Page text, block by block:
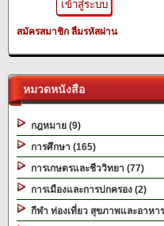
สมัครสมาชิก ลืมรหัสผ่าน
หมวดหนังสือ
กฎหมาย (9)
การศึกษา (165)
การเกษตรและชีววิทยา (77)
การเมืองและการปกครอง (2)
กีฬา ท่องเที่ยว สุขภาพและอาหา